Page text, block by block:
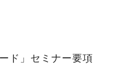
ド」セミナー要項